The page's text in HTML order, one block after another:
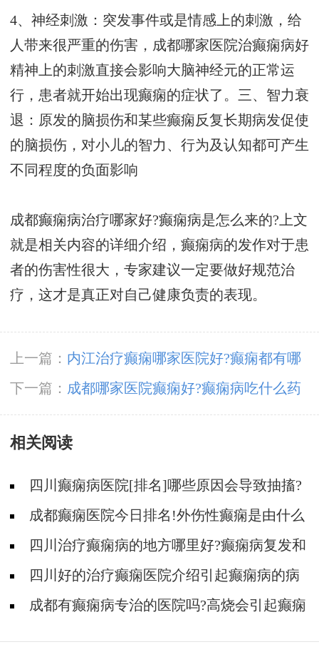
4、神经刺激：突发事件或是情感上的刺激，给
人带来很严重的伤害， 成都哪家医院治癫痫病好
精神上的刺激直接会影响大脑神经元的正常运
行，患者就开始出现癫痫的症状了。三、智力衰
退：原发的脑损伤和某些癫痫反复长期病发促使
的脑损伤，对小儿的智力、行为及认知都可产生
不同程度的负面影响
成都癫痫病治疗哪家好?癫痫病是怎么来的?上文
就是相关内容的详细介绍，癫痫病的发作对于患
者的伤害性很大，专家建议一定要做好规范治
疗，这才是真正对自己健康负责的表现。
上一篇： 内江治疗癫痫哪家医院好?癫痫都有哪
些症状呢?
下一篇： 成都哪家医院癫痫好?癫痫病吃什么药
效果好?
相关阅读
四川癫痫病医院[排名]哪些原因会导致抽搐?
成都癫痫医院今日排名!外伤性癫痫是由什么
原因引起的?
四川治疗癫痫病的地方哪里好?癫痫病复发和
什么原因有关系?
四川好的治疗癫痫医院介绍引起癫痫病的病
因! 成都有癫痫病专治的医院吗?高烧会引起癫痫